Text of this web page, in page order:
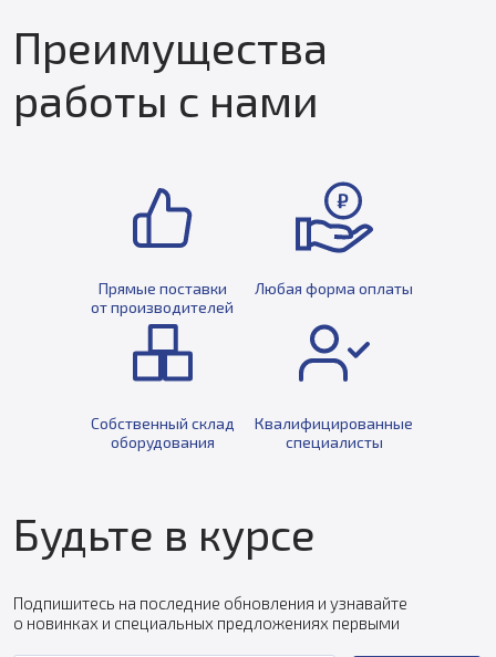
Преимущества
работы с нами
Прямые поставки
от производителей
Любая форма оплаты
Собственный склад
оборудования
Квалифицированные
специалисты
Будьте в курсе
Подпишитесь на последние обновления и узнавайте
о новинках и специальных предложениях первыми